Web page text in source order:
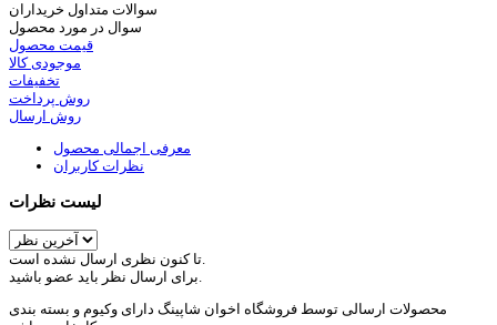
سوالات متداول خریداران
سوال در مورد محصول
قیمت محصول
موجودی کالا
تخفیفات
روش پرداخت
روش ارسال
معرفی اجمالی محصول
نظرات کاربران
لیست نظرات
محصولات ارسالی توسط فروشگاه اخوان شاپینگ دارای وکیوم و بسته بندی